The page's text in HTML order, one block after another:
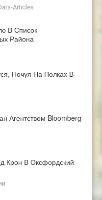
Articles
В Список
Района
Ночуя На Полках В
Агентством Bloomberg
Крон В Оксфордский